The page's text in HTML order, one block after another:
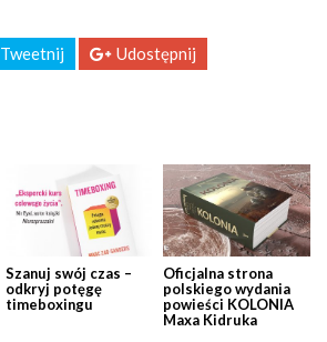
Tweetnij Udostępnij
Szanuj swój czas –
odkryj potęgę
timeboxingu
Oficjalna strona
polskiego wydania
powieści KOLONIA
Maxa Kidruka